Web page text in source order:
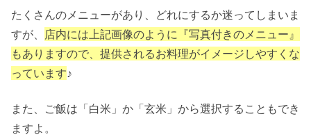
たくさんのメニューがあり、どれにするか迷ってしまいま
すが、 店内には上記画像のように『写真付きのメニュー』
もありますので、提供されるお料理がイメージしやすくな
っています♪
また、ご飯は「白米」か「玄米」から選択することもでき
ますよ。